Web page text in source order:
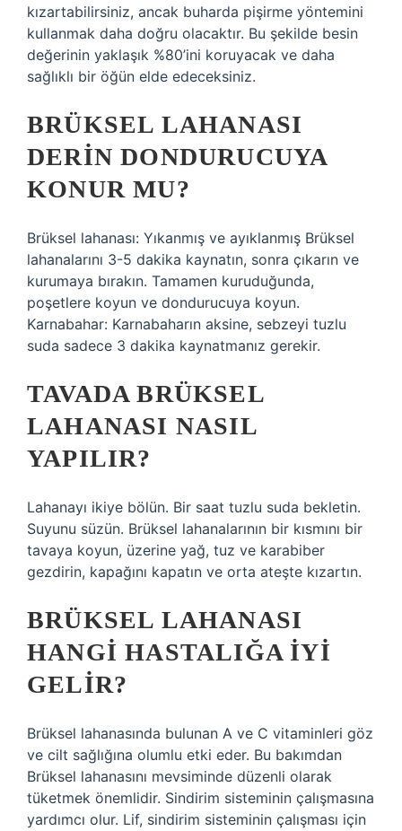
kızartabilirsiniz, ancak buharda pişirme yöntemini
kullanmak daha doğru olacaktır. Bu şekilde besin
değerinin yaklaşık %80’ini koruyacak ve daha
sağlıklı bir öğün elde edeceksiniz.
BRÜKSEL LAHANASI
DERIN DONDURUCUYA
KONUR MU?
Brüksel lahanası: Yıkanmış ve ayıklanmış Brüksel
lahanalarını 3-5 dakika kaynatın, sonra çıkarın ve
kurumaya bırakın. Tamamen kuruduğunda,
poşetlere koyun ve dondurucuya koyun.
Karnabahar: Karnabaharın aksine, sebzeyi tuzlu
suda sadece 3 dakika kaynatmanız gerekir.
TAVADA BRÜKSEL
LAHANASI NASIL
YAPILIR?
Lahanayı ikiye bölün. Bir saat tuzlu suda bekletin.
Suyunu süzün. Brüksel lahanalarının bir kısmını bir
tavaya koyun, üzerine yağ, tuz ve karabiber
gezdirin, kapağını kapatın ve orta ateşte kızartın.
BRÜKSEL LAHANASI
HANGI HASTALIĞA IYI
GELIR?
Brüksel lahanasında bulunan A ve C vitaminleri göz
ve cilt sağlığına olumlu etki eder. Bu bakımdan
Brüksel lahanasını mevsiminde düzenli olarak
tüketmek önemlidir. Sindirim sisteminin çalışmasına
yardımcı olur. Lif, sindirim sisteminin çalışması için